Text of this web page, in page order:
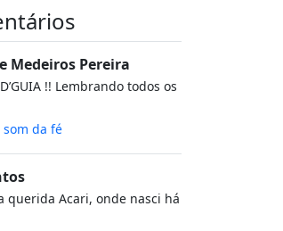
Medeiros Pereira
!! Lembrando todos os
da fé
querida Acari, onde nasci há